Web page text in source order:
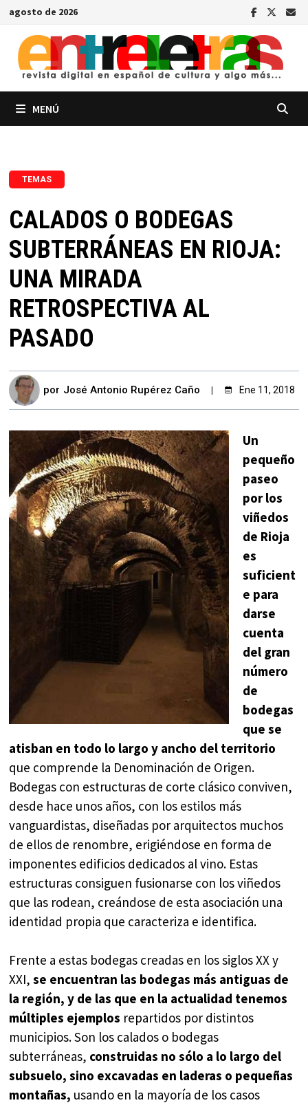
Saltar
contenido
agosto de 2026
MENÚ
TEMAS
CALADOS O BODEGAS
SUBTERRÁNEAS EN RIOJA:
UNA MIRADA
RETROSPECTIVA AL
PASADO
por José Antonio Rupérez Caño Ene 11, 2018
Un
pequeño
paseo
por los
viñedos
de Rioja
es
suficient
e para
darse
cuenta
del gran
número
de
bodegas
que se
atisban en todo lo largo y ancho del territorio
que comprende la Denominación de Origen.
Bodegas con estructuras de corte clásico conviven,
desde hace unos años, con los estilos más
vanguardistas, diseñadas por arquitectos muchos
de ellos de renombre, erigiéndose en forma de
imponentes edificios dedicados al vino. Estas
estructuras consiguen fusionarse con los viñedos
que las rodean, creándose de esta asociación una
identidad propia que caracteriza e identifica.
Frente a estas bodegas creadas en los siglos XX y
XXI,se encuentran las bodegas más antiguas de
la región, y de las que en la actualidad tenemos
múltiples ejemplos repartidos por distintos
municipios. Son los calados o bodegas
subterráneas, construidas no sólo a lo largo del
subsuelo, sino excavadas en laderas o pequeñas
montañas, usando en la mayoría de los casos